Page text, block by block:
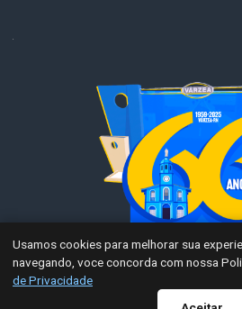
Usamos cookies para melhorar sua
navegando, voce concorda com nossa
de Privacidade